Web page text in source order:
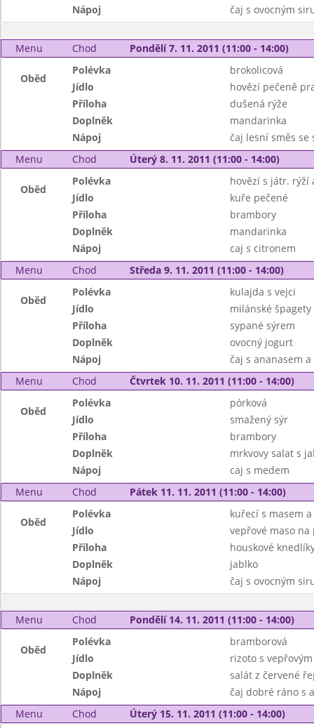
Nápoj
čaj s ovocným
Menu Chod Pondělí 7. 11. 2011 (11:00 - 14:00)
Oběd
Polévka
brokolicová
Jídlo
hovězí pečeně
Příloha
dušená rýže
Doplněk
mandarinka
Nápoj
čaj lesní směs se
Menu
Chod Úterý 8. 11. 2011 (11:00 - 14:00)
Oběd
Polévka
hovězí s játr. rýží
Jídlo
kuře pečené
Příloha
brambory
Doplněk
mandarinka
Nápoj
caj s citronem
Menu
Chod Středa 9. 11. 2011 (11:00 - 14:00)
Oběd
Polévka
kulajda s vejci
Jídlo
milánské
Příloha
sypané sýrem
Doplněk
ovocný jogurt
Nápoj
čaj s ananasem
Menu
Chod Čtvrtek 10. 11. 2011 (11:00 - 14:00)
Oběd
Polévka
pórková
Jídlo
smažený sýr
Příloha
brambory
Doplněk
mrkvovy salat s
Nápoj
caj s medem
Menu
Chod Pátek 11. 11. 2011 (11:00 - 14:00)
Oběd
Polévka
kuřecí s masem
Jídlo
vepřové maso na
Příloha
houskové
Doplněk
jablko
Nápoj
čaj s ovocným
Menu Chod Pondělí 14. 11. 2011 (11:00 - 14:00)
Oběd
Polévka
bramborová
Jídlo
rizoto s
Doplněk
salát z červené
Nápoj
čaj dobré ráno s
Menu
Chod Úterý 15. 11. 2011 (11:00 - 14:00)